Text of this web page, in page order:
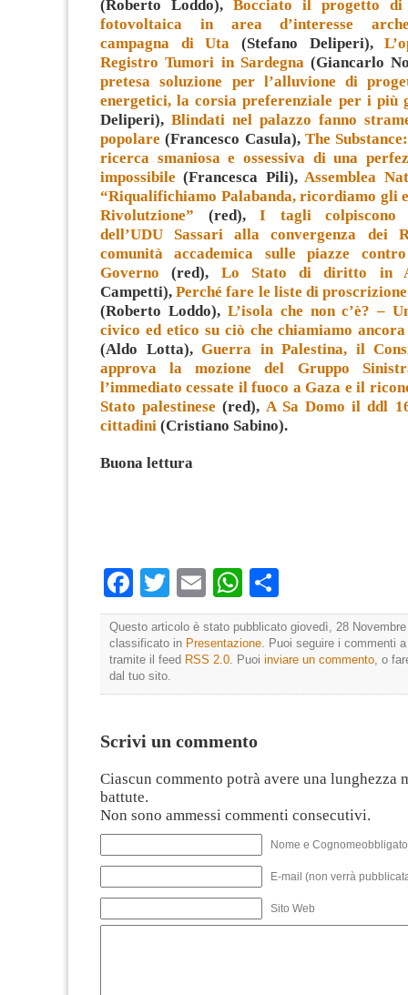
(Roberto Loddo), Bocciato il progetto di
fotovoltaica in area d’interesse
campagna di Uta (Stefano Deliperi),
Registro Tumori in Sardegna (Giancarlo
pretesa soluzione per l’alluvione di
energetici, la corsia preferenziale per i più
Deliperi), Blindati nel palazzo fanno
popolare (Francesco Casula), The
ricerca smaniosa e ossessiva di una
impossibile (Francesca Pili), Assemblea
“Riqualifichiamo Palabanda, ricordiamo gli
Rivolutzione” (red), I tagli colpiscono
dell’UDU Sassari alla convergenza dei
comunità accademica sulle piazze
Governo (red), Lo Stato di diritto in
Campetti),Perché fare le liste di
(Roberto Loddo), L’isola che non c’è? –
civico ed etico su ciò che chiamiamo
(Aldo Lotta),Guerra in Palestina, il
approva la mozione del Gruppo
l’immediato cessate il fuoco a Gaza e il
Stato palestinese (red), A Sa Domo il ddl
cittadini (Cristiano Sabino).
Buona lettura
Facebook
TwitterEmailWhatsApp
Questo articolo è stato pubblicato giovedì, 28
classificato in Presentazione . Puoi seguire i commenti
tramite il feed RSS 2.0 . Puoi inviare un commento , o
dal tuo sito.
Scrivi un commento
Ciascun commento potrà avere una lunghezza
battute.
Non sono ammessi commenti consecutivi.
Nome e
E-mail (non verrà
Sito Web